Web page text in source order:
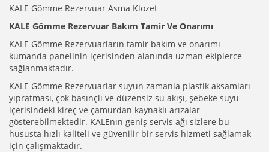
KALE Gömme Rezervuar Asma Klozet
KALE Gömme Rezervuar Bakım Tamir Ve Onarımı
KALE Gömme Rezervuarların tamir bakım ve onarımı
kumanda panelinin içerisinden alanında uzman ekiplerce
sağlanmaktadır.
KALE Gömme Rezervuarlar suyun zamanla plastik aksamları
yıpratması, çok basınçlı ve düzensiz su akışı, şebeke suyu
içerisindeki kireç ve çamurdan kaynaklı arızalar
gösterebilmektedir. KALEnın geniş servis ağı sizlere bu
hususta hızlı kaliteli ve güvenilir bir servis hizmeti sağlamak
için çalışmaktadır.